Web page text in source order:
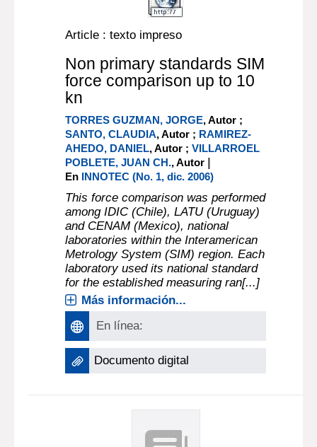
Article : texto impreso
Non primary standards SIM
force comparison up to 10
kn
TORRES GUZMAN, JORGE, Autor ;
SANTO, CLAUDIA, Autor ; RAMIREZ-
AHEDO, DANIEL, Autor ;VILLARROEL
POBLETE, JUAN CH., Autor |
En INNOTEC (No. 1, dic. 2006)
This force comparison was performed
among IDIC (Chile), LATU (Uruguay)
and CENAM (Mexico), national
laboratories within the Interamerican
Metrology System (SIM) region. Each
laboratory used its national standard
for the established measuring ran[...]
Más información...
En línea:
Documento digital